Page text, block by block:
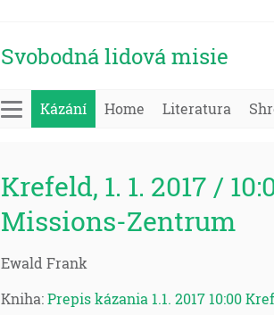
Svobodná lidová misie
Kázání Home Literatura
Krefeld, 1. 1. 2017 /
Missions-Zentrum
Ewald Frank
Kniha:Prepis kázania 1.1. 2017 10:00